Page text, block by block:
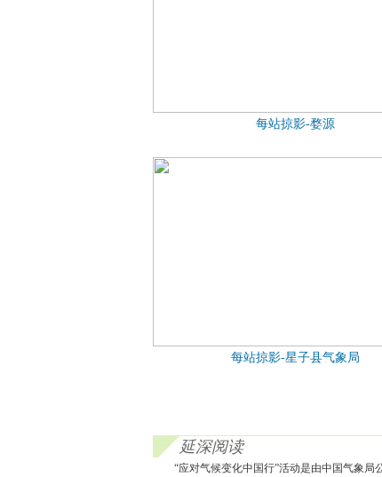
每站掠影-婺源
每站掠影-星子县气象局
延深阅读
“应对气候变化中国行”活动是由中国气象局